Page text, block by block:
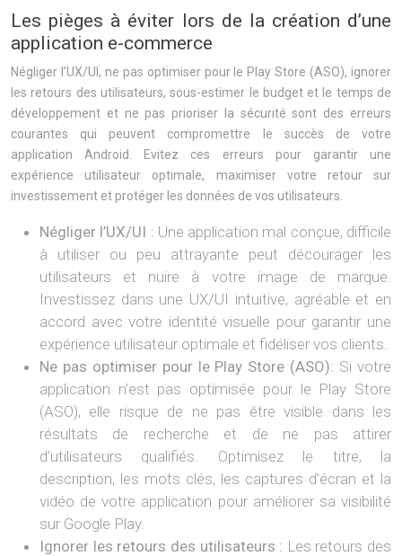
Les pièges à éviter lors de la création d’une
application e-commerce
Négliger l’UX/UI, ne pas optimiser pour le Play Store (ASO), ignorer
les retours des utilisateurs, sous-estimer le budget et le temps de
développement et ne pas prioriser la sécurité sont des erreurs
courantes qui peuvent compromettre le succès de votre
application Android. Evitez ces erreurs pour garantir une
expérience utilisateur optimale, maximiser votre retour sur
investissement et protéger les données de vos utilisateurs.
Négliger l’UX/UI : Une application mal conçue, difficile
à utiliser ou peu attrayante peut décourager les
utilisateurs et nuire à votre image de marque.
Investissez dans une UX/UI intuitive, agréable et en
accord avec votre identité visuelle pour garantir une
expérience utilisateur optimale et fidéliser vos clients.
Ne pas optimiser pour le Play Store (ASO): Si votre
application n’est pas optimisée pour le Play Store
(ASO), elle risque de ne pas être visible dans les
résultats de recherche et de ne pas attirer
d’utilisateurs qualifiés. Optimisez le titre, la
description, les mots clés, les captures d’écran et la
vidéo de votre application pour améliorer sa visibilité
sur Google Play.
Ignorer les retours des utilisateurs : Les retours des